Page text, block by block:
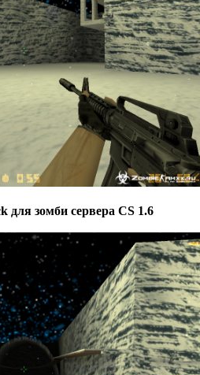
для зомби сервера CS 1.6